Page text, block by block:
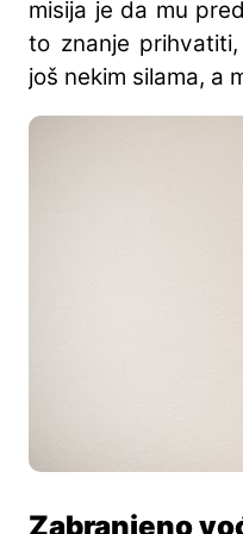
misija je da mu
to znanje
još nekim silama, a
Zabranjeno